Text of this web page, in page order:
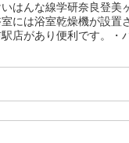
はんな線学研奈良登
には浴室乾燥機が設置
があり便利です。・